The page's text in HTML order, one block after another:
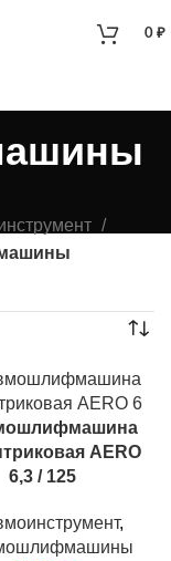
0 ₽
AERO
6,3 / 125
,